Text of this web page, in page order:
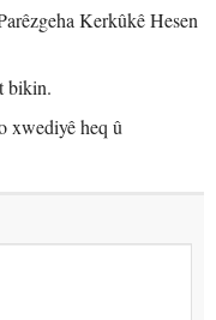
Kerkûkê Hesen
bikin.
xwediyê heq û